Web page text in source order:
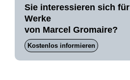
Sie interessieren sich für
Werke
von Marcel Gromaire?
Kostenlos informieren